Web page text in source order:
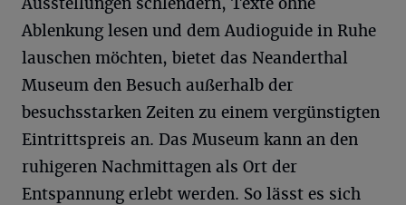
Ablenkung lesen und dem Audioguide in Ruhe
lauschen möchten, bietet das Neanderthal
Museum den Besuch außerhalb der
besuchsstarken Zeiten zu einem vergünstigten
Eintrittspreis an. Das Museum kann an den
ruhigeren Nachmittagen als Ort der
Entspannung erlebt werden. So lässt es sich